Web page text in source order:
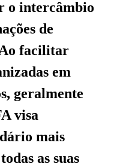
o intercâmbio
de
facilitar
em
geralmente
visa
mais
as suas